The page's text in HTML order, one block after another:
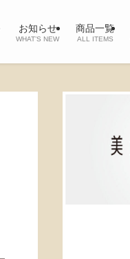
お知らせ
WHAT’S NEW
商品一覧
ALL ITEMS